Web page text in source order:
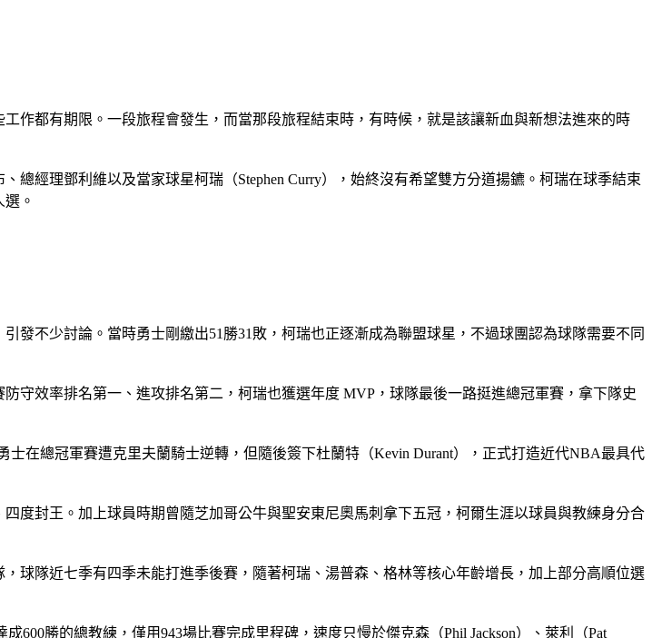
作都有期限。一段旅程會發生，而當那段旅程結束時，有時候，就是該讓新血與新想法進來的時
經理鄧利維以及當家球星柯瑞（Stephen Curry），始終沒有希望雙方分道揚鑣。柯瑞在球季結束
。
發不少討論。當時勇士剛繳出51勝31敗，柯瑞也正逐漸成為聯盟球星，不過球團認為球隊需要不同
守效率排名第一、進攻排名第二，柯瑞也獲選年度 MVP，球隊最後一路挺進總冠軍賽，拿下隊史
在總冠軍賽遭克里夫蘭騎士逆轉，但隨後簽下杜蘭特（Kevin Durant），正式打造近代NBA最具代
度封王。加上球員時期曾隨芝加哥公牛與聖安東尼奧馬刺拿下五冠，柯爾生涯以球員與教練身分合
球隊近七季有四季未能打進季後賽，隨著柯瑞、湯普森、格林等核心年齡增長，加上部分高順位選
勝的總教練，僅用943場比賽完成里程碑，速度只慢於傑克森（Phil Jackson）、萊利（Pat